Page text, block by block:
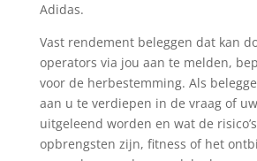
Adidas.
Vast rendement beleggen dat kan
operators via jou aan te melden,
voor de herbestemming. Als
aan u te verdiepen in de vraag of
uitgeleend worden en wat de
opbrengsten zijn, fitness of het